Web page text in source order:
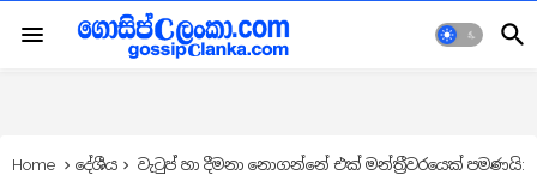
Home දේශීය
වැටුප් හා දීමනා නොගන්නේ එක් මන්ත්‍රීවරයෙක් පමණයි: